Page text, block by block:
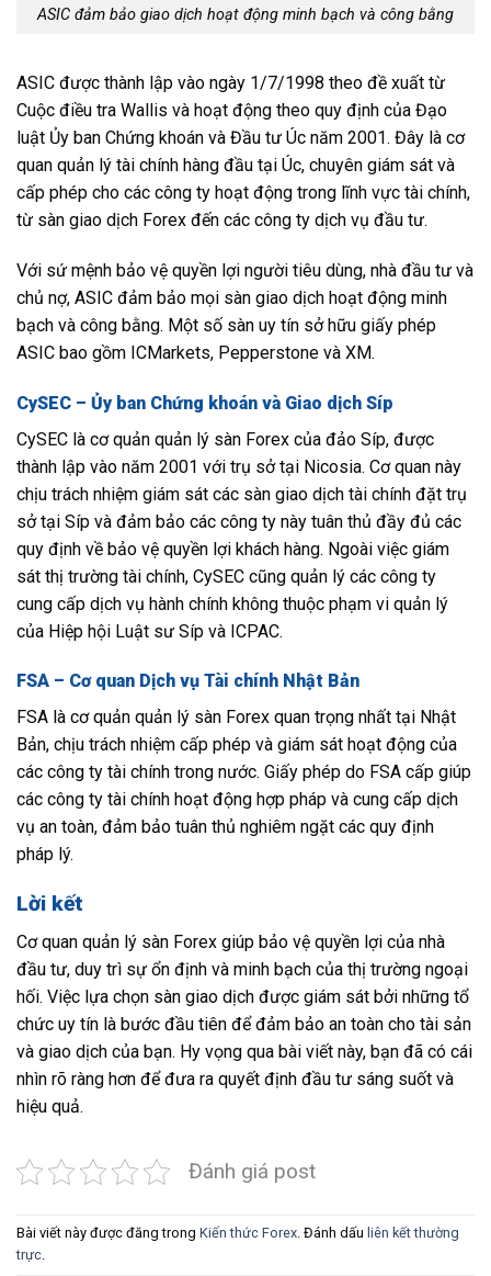
ASIC đảm bảo giao dịch hoạt động minh bạch và công bằng
ASIC được thành lập vào ngày 1/7/1998 theo đề xuất từ
Cuộc điều tra Wallis và hoạt động theo quy định của Đạo
luật Ủy ban Chứng khoán và Đầu tư Úc năm 2001. Đây là cơ
quan quản lý tài chính hàng đầu tại Úc, chuyên giám sát và
cấp phép cho các công ty hoạt động trong lĩnh vực tài chính,
từ sàn giao dịch Forex đến các công ty dịch vụ đầu tư.
Với sứ mệnh bảo vệ quyền lợi người tiêu dùng, nhà đầu tư và
chủ nợ, ASIC đảm bảo mọi sàn giao dịch hoạt động minh
bạch và công bằng. Một số sàn uy tín sở hữu giấy phép
ASIC bao gồm ICMarkets, Pepperstone và XM.
CySEC – Ủy ban Chứng khoán và Giao dịch Síp
CySEC là cơ quản quản lý sàn Forex của đảo Síp, được
thành lập vào năm 2001 với trụ sở tại Nicosia. Cơ quan này
chịu trách nhiệm giám sát các sàn giao dịch tài chính đặt trụ
sở tại Síp và đảm bảo các công ty này tuân thủ đầy đủ các
quy định về bảo vệ quyền lợi khách hàng. Ngoài việc giám
sát thị trường tài chính, CySEC cũng quản lý các công ty
cung cấp dịch vụ hành chính không thuộc phạm vi quản lý
của Hiệp hội Luật sư Síp và ICPAC.
FSA – Cơ quan Dịch vụ Tài chính Nhật Bản
FSA là cơ quản quản lý sàn Forex quan trọng nhất tại Nhật
Bản, chịu trách nhiệm cấp phép và giám sát hoạt động của
các công ty tài chính trong nước. Giấy phép do FSA cấp giúp
các công ty tài chính hoạt động hợp pháp và cung cấp dịch
vụ an toàn, đảm bảo tuân thủ nghiêm ngặt các quy định
pháp lý.
Lời kết
Cơ quan quản lý sàn Forex giúp bảo vệ quyền lợi của nhà
đầu tư, duy trì sự ổn định và minh bạch của thị trường ngoại
hối. Việc lựa chọn sàn giao dịch được giám sát bởi những tổ
chức uy tín là bước đầu tiên để đảm bảo an toàn cho tài sản
và giao dịch của bạn. Hy vọng qua bài viết này, bạn đã có cái
nhìn rõ ràng hơn để đưa ra quyết định đầu tư sáng suốt và
hiệu quả.
Đánh giá post
Bài viết này được đăng trong Kiến thức Forex. Đánh dấu liên kết thường
trực.